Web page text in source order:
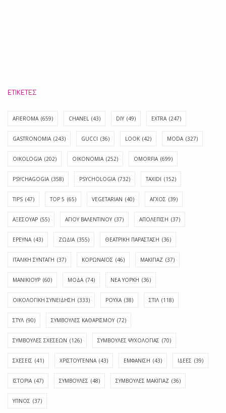
ΕΤΙΚΈΤΕΣ
AFIEROMA (659) CHANEL (43) DIY (49) EXTRA (247)
GASTRONOMIA (243) GUCCI (36) LOOK (42) MODA (327)
OIKOLOGIA (202) OIKONOMIA (252) OMORFIA (699)
PSYCHAGOGIA (358) PSYCHOLOGIA (732) TAXIDI (152)
TIPS (47) TOP 5 (65) VEGETARIAN (40) ΑΓΧΟΣ (39)
ΑΞΕΣΟΥΑΡ (55) ΑΓΊΟΥ ΒΑΛΕΝΤΊΝΟΥ (37) ΑΠΟΛΈΠΙΣΗ (37)
ΕΡΕΥΝΑ (43) ΖΩΔΙΑ (355) ΘΕΑΤΡΙΚΗ ΠΑΡΑΣΤΑΣΗ (36)
ΙΤΑΛΙΚΗ ΣΥΝΤΑΓΗ (37) ΚΟΡΩΝΑΪΟΣ (46) ΜΑΚΙΓΙΑΖ (37)
ΜΑΝΙΚΙΟΥΡ (60) ΜΟΔΑ (74) ΝΕΑ ΥΟΡΚΗ (36)
ΟΙΚΟΛΟΓΙΚΗ ΣΥΝΕΙΔΗΣΗ (333) ΡΟΥΧΑ (38) ΣΤΙΛ (118)
ΣΤΥΛ (90) ΣΥΜΒΟΥΛΕΣ ΚΑΘΑΡΙΣΜΟΥ (72)
ΣΥΜΒΟΥΛΕΣ ΣΧΕΣΕΩΝ (126) ΣΥΜΒΟΥΛΕΣ ΨΥΧΟΛΟΓΙΑΣ (70)
ΣΧΕΣΕΙΣ (41) ΧΡΙΣΤΟΥΓΕΝΝΑ (43) ΕΜΦΆΝΙΣΗ (43) ΙΔΈΕΣ (39)
ΙΣΤΟΡΊΑ (47) ΣΥΜΒΟΥΛΈΣ (48) ΣΥΜΒΟΥΛΈΣ ΜΑΚΙΓΙΆΖ (36)
ΎΠΝΟΣ (37)